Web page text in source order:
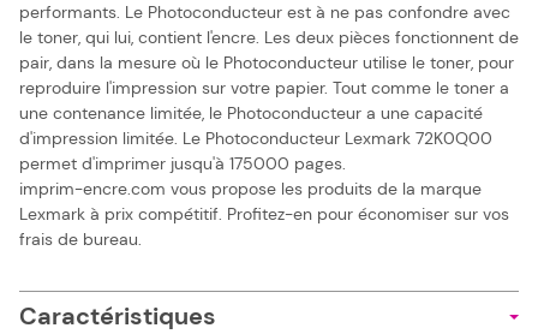
performants. Le Photoconducteur est à ne pas confondre avec
le toner, qui lui, contient l'encre. Les deux pièces fonctionnent de
pair, dans la mesure où le Photoconducteur utilise le toner, pour
reproduire l'impression sur votre papier. Tout comme le toner a
une contenance limitée, le Photoconducteur a une capacité
d'impression limitée. Le Photoconducteur Lexmark 72K0Q00
permet d'imprimer jusqu'à 175000 pages.
imprim-encre.com vous propose les produits de la marque
Lexmark à prix compétitif. Profitez-en pour économiser sur vos
frais de bureau.
Caractéristiques